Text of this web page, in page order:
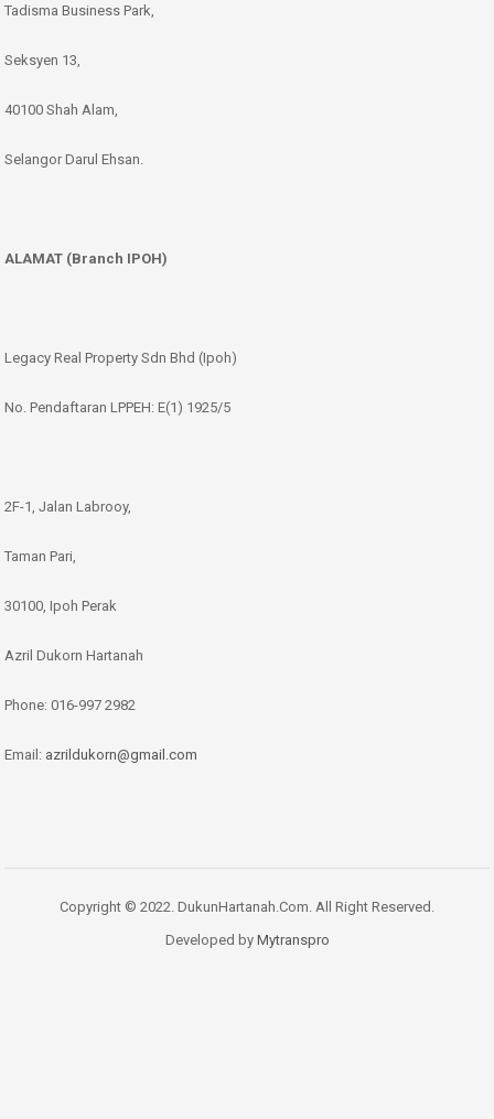
Tadisma Business Park,
Seksyen 13,
40100 Shah Alam,
Selangor Darul Ehsan.
ALAMAT (Branch IPOH)
Legacy Real Property Sdn Bhd (Ipoh)
No. Pendaftaran LPPEH: E(1) 1925/5
2F-1, Jalan Labrooy,
Taman Pari,
30100, Ipoh Perak
Azril Dukorn Hartanah
Phone: 016-997 2982
Email: azrildukorn@gmail.com
Copyright © 2022. DukunHartanah.Com. All Right Reserved.
Developed by Mytranspro